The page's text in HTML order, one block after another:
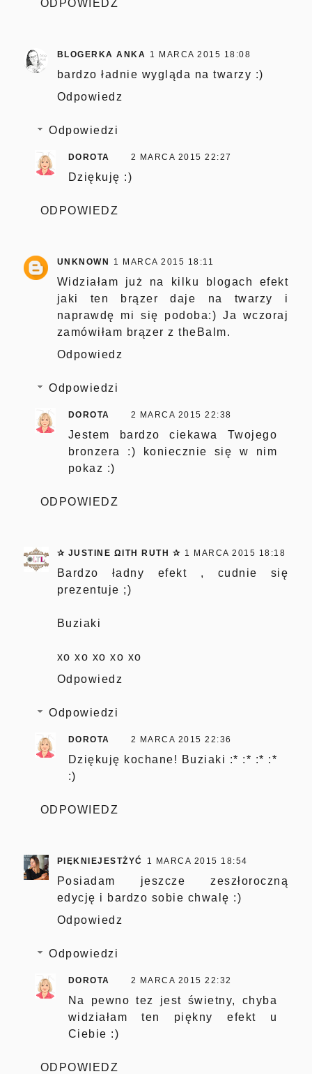
ODPOWIEDZ
BLOGERKA ANKA 1 MARCA 2015 18:08
bardzo ładnie wygląda na twarzy :)
Odpowiedz
Odpowiedzi
DOROTA 2 MARCA 2015 22:27
Dziękuję :)
ODPOWIEDZ
UNKNOWN 1 MARCA 2015 18:11
Widziałam już na kilku blogach efekt
jaki ten brązer daje na twarzy i
naprawdę mi się podoba:) Ja wczoraj
zamówiłam brązer z theBalm.
Odpowiedz
Odpowiedzi
DOROTA 2 MARCA 2015 22:38
Jestem bardzo ciekawa Twojego
bronzera :) koniecznie się w nim
pokaz :)
ODPOWIEDZ
✰ JUSTINE ΩITH RUTH ✰ 1 MARCA 2015 18:18
Bardzo ładny efekt , cudnie się
prezentuje ;)
Buziaki
xo xo xo xo xo
Odpowiedz
Odpowiedzi
DOROTA 2 MARCA 2015 22:36
Dziękuję kochane! Buziaki :* :* :* :*
:)
ODPOWIEDZ
PIĘKNIEJESTŻYĆ 1 MARCA 2015 18:54
Posiadam jeszcze zeszłoroczną
edycję i bardzo sobie chwalę :)
Odpowiedz
Odpowiedzi
DOROTA 2 MARCA 2015 22:32
Na pewno tez jest świetny, chyba
widziałam ten piękny efekt u
Ciebie :)
ODPOWIEDZ